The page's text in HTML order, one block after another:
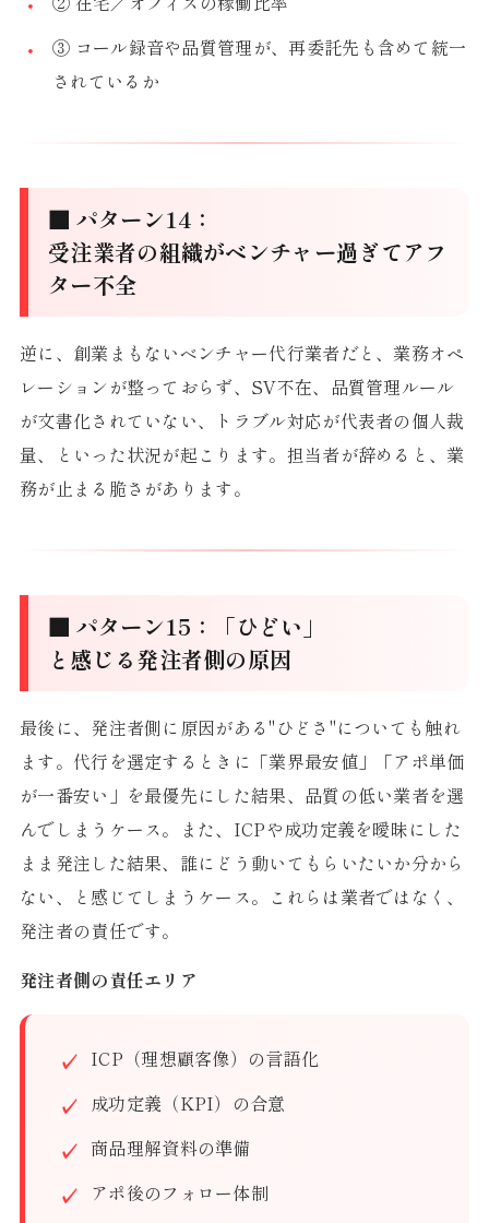
③ コール録音や品質管理が、再委託先も含めて統一
されているか
■ パターン14：
受注業者の組織がベンチャー過ぎてアフ
ター不全
逆に、創業まもないベンチャー代行業者だと、業務オペ
レーションが整っておらず、SV不在、品質管理ルール
が文書化されていない、トラブル対応が代表者の個人裁
量、といった状況が起こります。担当者が辞めると、業
務が止まる脆さがあります。
■ パターン15：「ひどい」
と感じる発注者側の原因
最後に、発注者側に原因がある"ひどさ"についても触れ
ます。代行を選定するときに「業界最安値」「アポ単価
が一番安い」を最優先にした結果、品質の低い業者を選
んでしまうケース。また、ICPや成功定義を曖昧にした
まま発注した結果、誰にどう動いてもらいたいか分から
ない、と感じてしまうケース。これらは業者ではなく、
発注者の責任です。
発注者側の責任エリア
ICP（理想顧客像）の言語化
成功定義（KPI）の合意
商品理解資料の準備
アポ後のフォロー体制